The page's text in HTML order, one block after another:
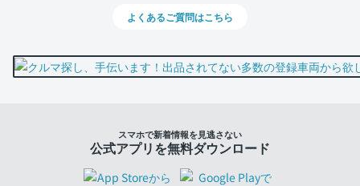
よくあるご質問はこちら
スマホで新着情報を見逃さない
公式アプリを無料ダウンロード